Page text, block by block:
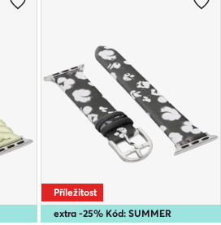
extra -25% Kód: SUMMER
Příležitost